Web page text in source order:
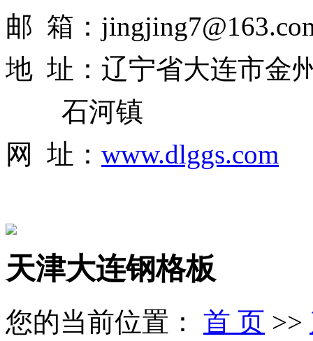
邮 箱：
地 址：辽宁省大连市金
石河镇
网 址： www.dlggs.com
天津大连钢格板
您的当前位置： 首 页 >>